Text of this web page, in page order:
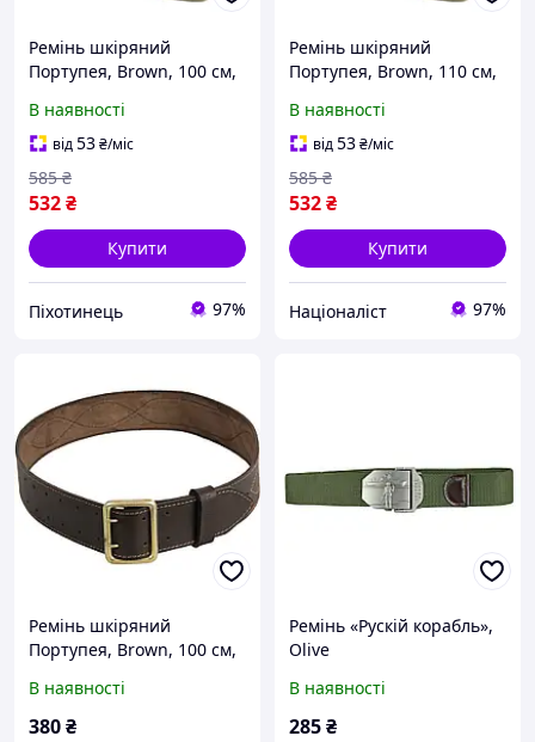
Ремінь шкіряний
Портупея, Brown, 100 см,
В наявності
від53₴/міс
532₴
585 ₴
Купити
Піхотинець 97%
Ремінь шкіряний
Портупея, Brown, 110 см,
В наявності
від53₴/міс
532₴
585 ₴
Купити
Націоналіст 97%
Ремінь шкіряний
Портупея, Brown, 100 см,
В наявності
380₴
Ремінь «Рускій корабль»,
Olive
В наявності
285₴